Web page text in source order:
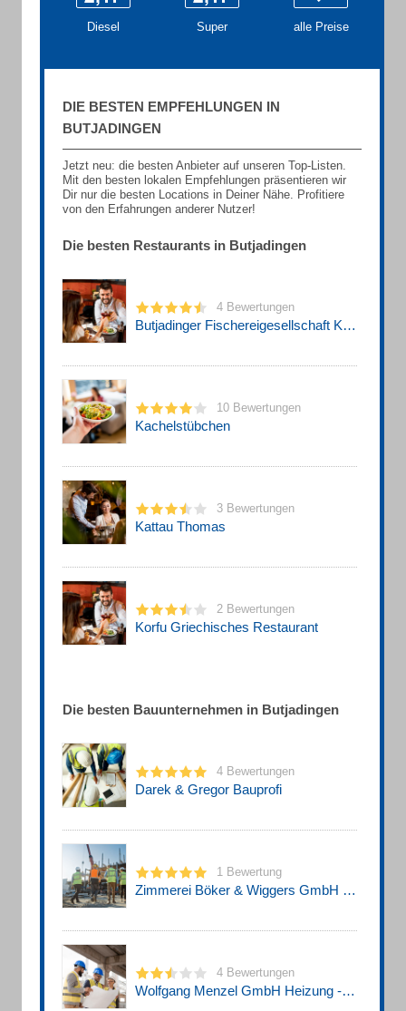
Diesel Super alle Preise
DIE BESTEN EMPFEHLUNGEN IN
BUTJADINGEN
Jetzt neu: die besten Anbieter auf unseren Top-Listen.
Mit den besten lokalen Empfehlungen präsentieren wir
Dir nur die besten Locations in Deiner Nähe. Profitiere
von den Erfahrungen anderer Nutzer!
Die besten Restaurants in Butjadingen
4 Bewertungen
Butjadinger Fischereigesellschaft Kutterfisch-Zentrale GmbH
10 Bewertungen
Kachelstübchen
3 Bewertungen
Kattau Thomas
2 Bewertungen
Korfu Griechisches Restaurant
Die besten Bauunternehmen in Butjadingen
4 Bewertungen
Darek & Gregor Bauprofi
1 Bewertung
Zimmerei Böker & Wiggers GmbH & Co. KG
4 Bewertungen
Wolfgang Menzel GmbH Heizung - Lüfung - Sanitär